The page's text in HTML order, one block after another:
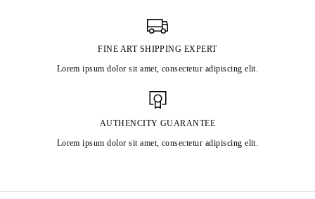
FINE ART SHIPPING EXPERT
Lorem ipsum dolor sit amet, consectetur adipiscing elit.
AUTHENCITY GUARANTEE
Lorem ipsum dolor sit amet, consectetur adipiscing elit.